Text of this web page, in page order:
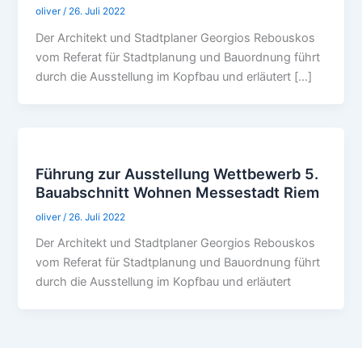
oliver/ 26. Juli 2022
Der Architekt und Stadtplaner Georgios Rebouskos
vom Referat für Stadtplanung und Bauordnung führt
durch die Ausstellung im Kopfbau und erläutert […]
Führung zur Ausstellung Wettbewerb 5.
Bauabschnitt Wohnen Messestadt Riem
oliver / 26. Juli 2022
Der Architekt und Stadtplaner Georgios Rebouskos
vom Referat für Stadtplanung und Bauordnung führt
durch die Ausstellung im Kopfbau und erläutert